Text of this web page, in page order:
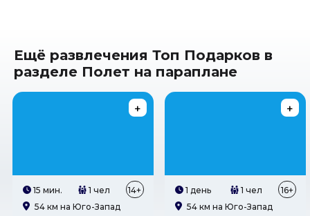
Ещё развлечения Топ Подарков в
разделе Полет на параплане
15 мин. 1 чел
14+
54 км на Юго-Запад
1 день 1 чел
16+
54 км на Юго-Запад